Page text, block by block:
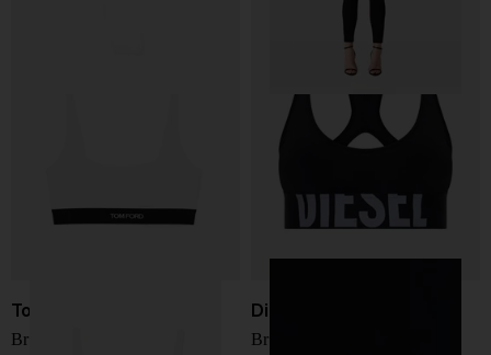
Tom Ford
Bralette logo
Diesel
Bralette con logo